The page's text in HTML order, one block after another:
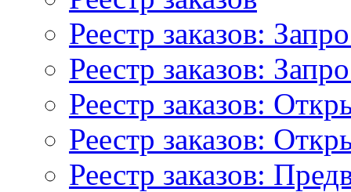
Реестр заказов:
Реестр заказов:
Реестр заказов:
Реестр заказов:
Реестр заказов: